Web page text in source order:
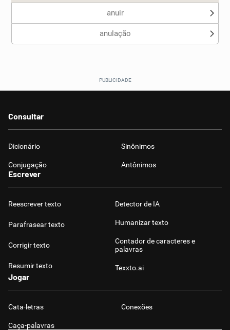
anuir
anulação
Consultar
Dicionário Sinônimos
Conjugação Antônimos
Escrever
Reescrever texto
Parafrasear texto
Corrigir texto
Resumir texto
Detector de IA
Humanizar texto
Contador de caracteres e
palavras
Texxto.ai
Jogar
Cata-letras Conexões
Caça-palavras